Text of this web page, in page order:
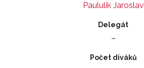
Paululik Jaroslav
Delegát
–
Počet diváků